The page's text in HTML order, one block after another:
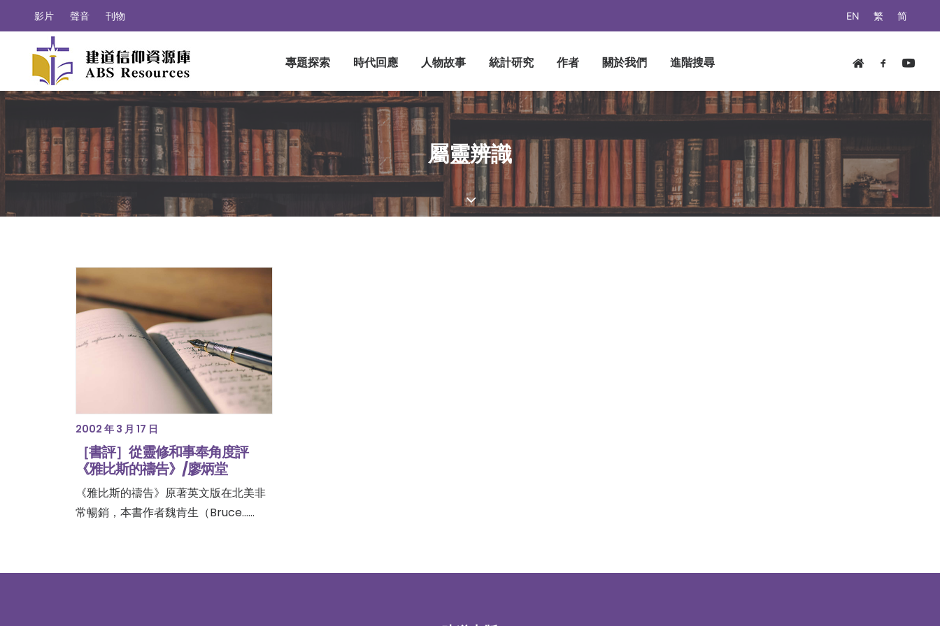
EN 繁 简
影片 聲音 刊物
專題探索 時代回應 人物故事 統計研究 作者 關於我們 進階搜尋
屬靈辨識
2002 年 3 月 17 日
［書評］從靈修和事奉角度評
《雅比斯的禱告》/廖炳堂
《雅比斯的禱告》原著英文版在北美非
常暢銷，本書作者魏肯生（Bruce……